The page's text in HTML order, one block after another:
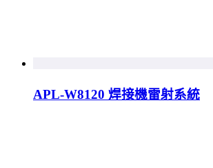
APL-W8120 焊接機雷射系統